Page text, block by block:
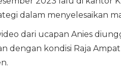
dalam menyelesaikan
dari ucapan Anies
dengan kondisi Raja